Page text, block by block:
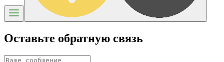
Оставьте обратную связь